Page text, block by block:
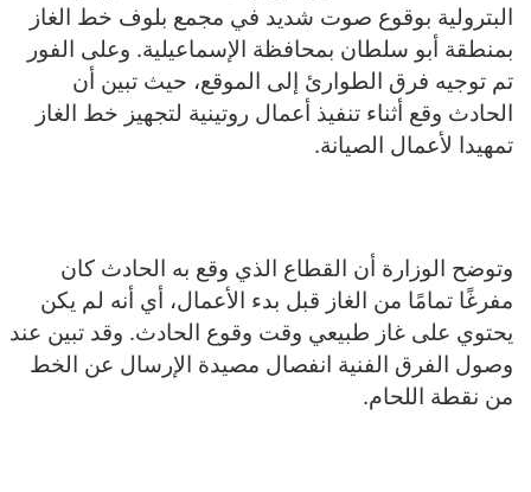
البترولية بوقوع صوت شديد في مجمع بلوف خط الغاز
بمنطقة أبو سلطان بمحافظة الإسماعيلية. وعلى الفور
تم توجيه فرق الطوارئ إلى الموقع، حيث تبين أن
الحادث وقع أثناء تنفيذ أعمال روتينية لتجهيز خط الغاز
تمهيدا لأعمال الصيانة.
وتوضح الوزارة أن القطاع الذي وقع به الحادث كان
مفرغًا تمامًا من الغاز قبل بدء الأعمال، أي أنه لم يكن
يحتوي على غاز طبيعي وقت وقوع الحادث. وقد تبين عند
وصول الفرق الفنية انفصال مصيدة الإرسال عن الخط
من نقطة اللحام.